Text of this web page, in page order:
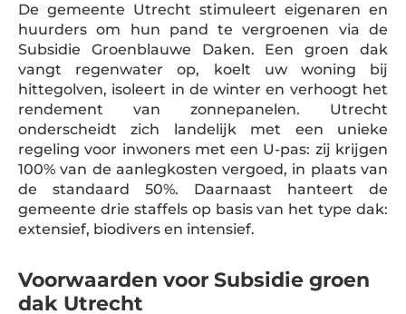
De gemeente Utrecht stimuleert eigenaren en
huurders om hun pand te vergroenen via de
Subsidie Groenblauwe Daken. Een groen dak
vangt regenwater op, koelt uw woning bij
hittegolven, isoleert in de winter en verhoogt het
rendement van zonnepanelen. Utrecht
onderscheidt zich landelijk met een unieke
regeling voor inwoners met een U-pas: zij krijgen
100% van de aanlegkosten vergoed, in plaats van
de standaard 50%. Daarnaast hanteert de
gemeente drie staffels op basis van het type dak:
extensief, biodivers en intensief.
Voorwaarden voor Subsidie groen
dak Utrecht